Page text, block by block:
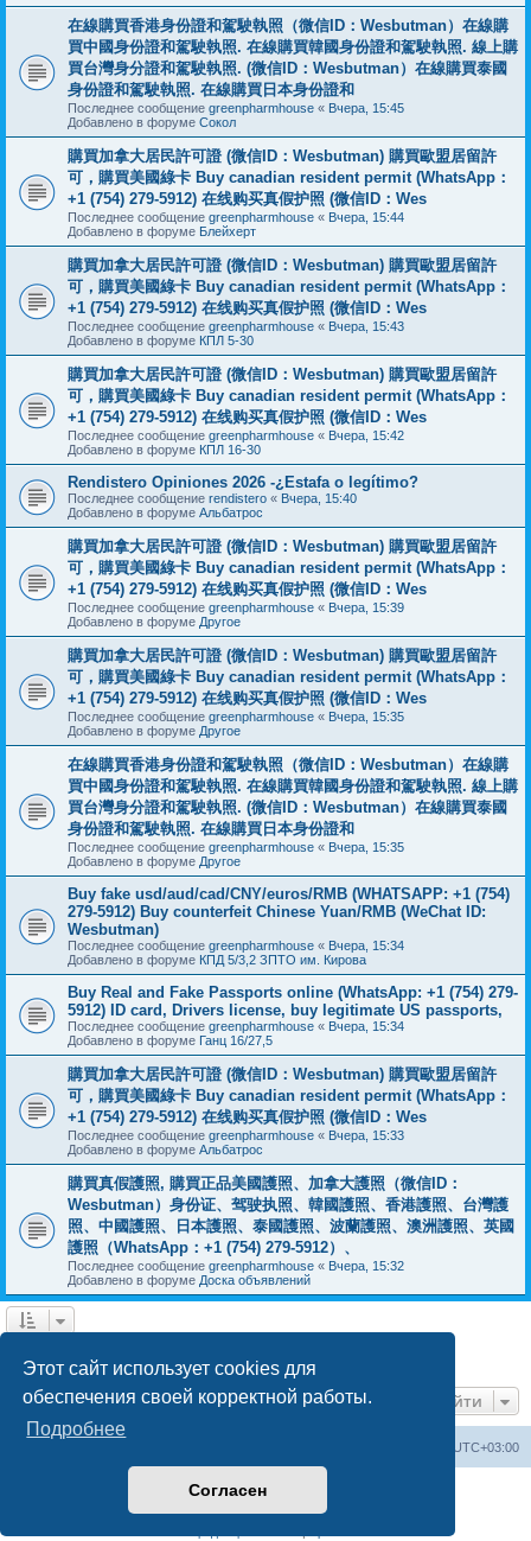
Этот сайт использует cookies для
обеспечения своей корректной работы.
Подробнее
Согласен
在線購買香港身份證和駕駛執照（微信ID：Wesbutman）在線購
買中國身份證和駕駛執照. 在線購買韓國身份證和駕駛執照. 線上購
買台灣身分證和駕駛執照. (微信ID：Wesbutman）在線購買泰國
身份證和駕駛執照. 在線購買日本身份證和
Последнее сообщение greenpharmhouse « Вчера, 15:45
Добавлено в форуме Сокол
購買加拿大居民許可證 (微信ID：Wesbutman) 購買歐盟居留許
可，購買美國綠卡 Buy canadian resident permit (WhatsApp：
+1 (754) 279-5912) 在线购买真假护照 (微信ID：Wes
Последнее сообщение greenpharmhouse « Вчера, 15:44
Добавлено в форуме Блейхерт
購買加拿大居民許可證 (微信ID：Wesbutman) 購買歐盟居留許
可，購買美國綠卡 Buy canadian resident permit (WhatsApp：
+1 (754) 279-5912) 在线购买真假护照 (微信ID：Wes
Последнее сообщение greenpharmhouse « Вчера, 15:43
Добавлено в форуме КПЛ 5-30
購買加拿大居民許可證 (微信ID：Wesbutman) 購買歐盟居留許
可，購買美國綠卡 Buy canadian resident permit (WhatsApp：
+1 (754) 279-5912) 在线购买真假护照 (微信ID：Wes
Последнее сообщение greenpharmhouse « Вчера, 15:42
Добавлено в форуме КПЛ 16-30
Rendistero Opiniones 2026 -¿Estafa o legítimo?
Последнее сообщение rendistero « Вчера, 15:40
Добавлено в форуме Альбатрос
購買加拿大居民許可證 (微信ID：Wesbutman) 購買歐盟居留許
可，購買美國綠卡 Buy canadian resident permit (WhatsApp：
+1 (754) 279-5912) 在线购买真假护照 (微信ID：Wes
Последнее сообщение greenpharmhouse « Вчера, 15:39
Добавлено в форуме Другое
購買加拿大居民許可證 (微信ID：Wesbutman) 購買歐盟居留許
可，購買美國綠卡 Buy canadian resident permit (WhatsApp：
+1 (754) 279-5912) 在线购买真假护照 (微信ID：Wes
Последнее сообщение greenpharmhouse « Вчера, 15:35
Добавлено в форуме Другое
在線購買香港身份證和駕駛執照（微信ID：Wesbutman）在線購
買中國身份證和駕駛執照. 在線購買韓國身份證和駕駛執照. 線上購
買台灣身分證和駕駛執照. (微信ID：Wesbutman）在線購買泰國
身份證和駕駛執照. 在線購買日本身份證和
Последнее сообщение greenpharmhouse « Вчера, 15:35
Добавлено в форуме Другое
Buy fake usd/aud/cad/CNY/euros/RMB (WHATSAPP: +1 (754)
279-5912) Buy counterfeit Chinese Yuan/RMB (WeChat ID:
Wesbutman)
Последнее сообщение greenpharmhouse « Вчера, 15:34
Добавлено в форуме КПД 5/3,2 ЗПТО им. Кирова
Buy Real and Fake Passports online (WhatsApp: +1 (754) 279-
5912) ID card, Drivers license, buy legitimate US passports,
Последнее сообщение greenpharmhouse « Вчера, 15:34
Добавлено в форуме Ганц 16/27,5
購買加拿大居民許可證 (微信ID：Wesbutman) 購買歐盟居留許
可，購買美國綠卡 Buy canadian resident permit (WhatsApp：
+1 (754) 279-5912) 在线购买真假护照 (微信ID：Wes
Последнее сообщение greenpharmhouse « Вчера, 15:33
Добавлено в форуме Альбатрос
購買真假護照, 購買正品美國護照、加拿大護照（微信ID：
Wesbutman）身份证、驾驶执照、韓國護照、香港護照、台灣護
照、中國護照、日本護照、泰國護照、波蘭護照、澳洲護照、英國
護照（WhatsApp：+1 (754) 279-5912）、
Последнее сообщение greenpharmhouse « Вчера, 15:32
Добавлено в форуме Доска объявлений
Перейти
UTC+03:00
Создано на основеphpBB® Forum Software © phpBB Limited
Русская поддержка phpBB